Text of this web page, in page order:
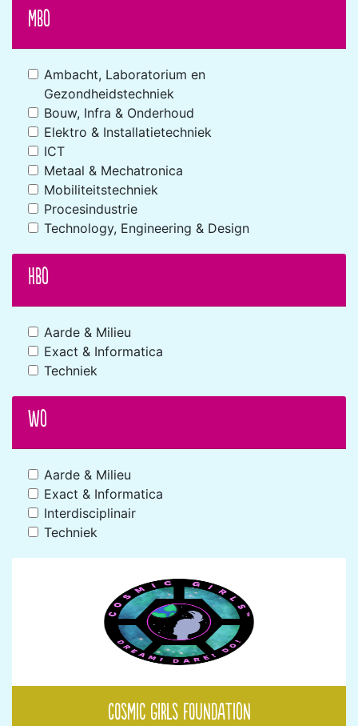
MBO
Ambacht, Laboratorium en
Gezondheidstechniek
Bouw, Infra & Onderhoud
Elektro & Installatietechniek
ICT
Metaal & Mechatronica
Mobiliteitstechniek
Procesindustrie
Technology, Engineering & Design
HBO
Aarde & Milieu
Exact & Informatica
Techniek
WO
Aarde & Milieu
Exact & Informatica
Interdisciplinair
Techniek
Cosmic Girls Foundation